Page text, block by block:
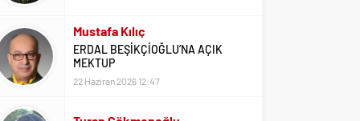
Mustafa Kılıç
ERDAL BEŞİKÇİOĞLU’NA AÇIK
MEKTUP
22 Haziran 2026 12:47